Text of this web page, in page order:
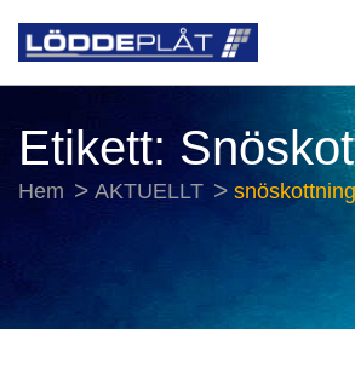
Etikett:
Hem AKTUELLT snöskottning